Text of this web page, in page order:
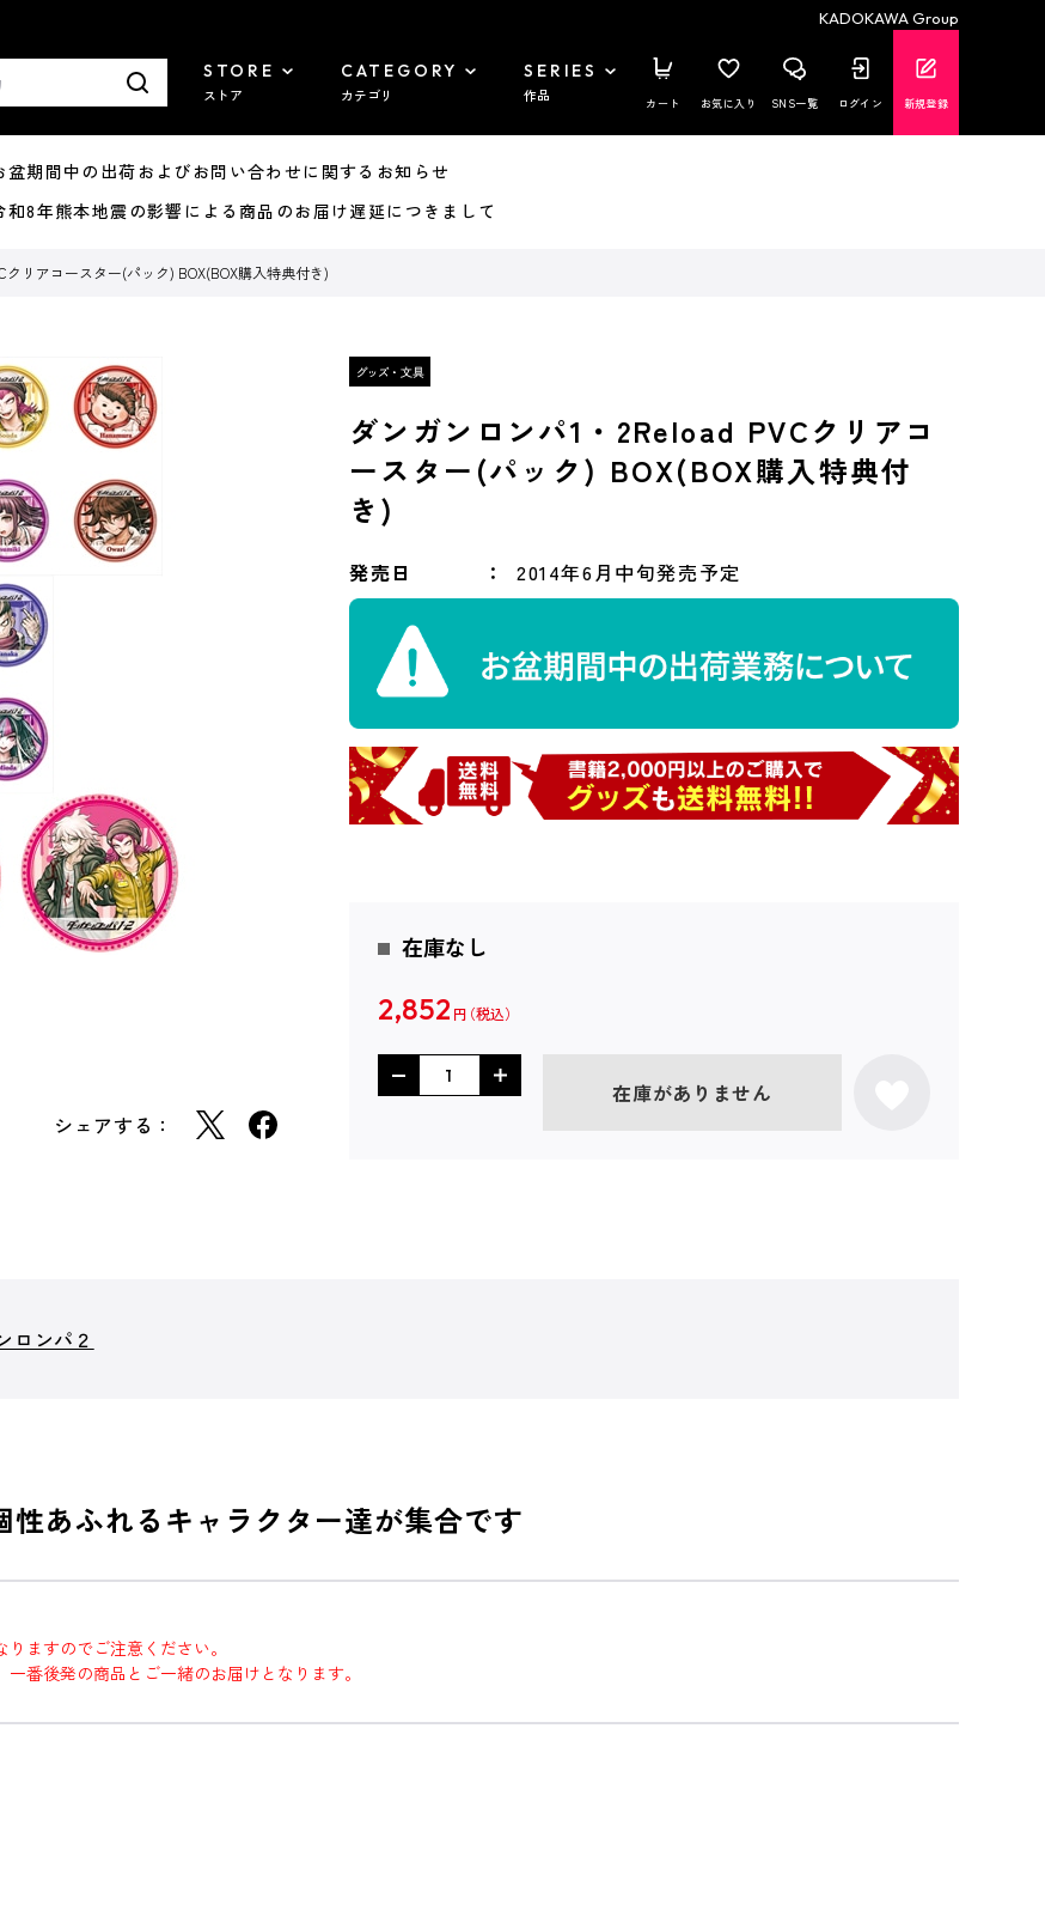
KADOKAWA Group
STORE
ストア
CATEGORY
カテゴリ
SERIES
作品 カート お気に入り SNS一覧 ログイン 新規登録
期間中の出荷およびお問い合わせに関するお知らせ
年熊本地震の影響による商品のお届け遅延につきまして
クリアコースター(パック) BOX(BOX購入特典付き)
シェアする：
ダンガンロンパ1・2Reload PVCクリアコ
ースター(パック) BOX(BOX購入特典付
き)
発売日 2014年6月中旬発売予定
在庫なし
2,852 円
在庫がありません
ロンパ２
性あふれるキャラクター達が集合です
ますのでご注意ください。
番後発の商品とご一緒のお届けとなります。